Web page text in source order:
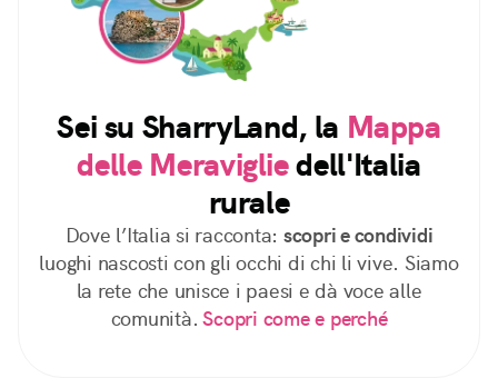
Sei su SharryLand, la Mappa
delle Meravigliedell'Italia
rurale
Dove l’Italia si racconta: scopri e condividi
luoghi nascosti con gli occhi di chi li vive. Siamo
la rete che unisce i paesi e dà voce alle
comunità. Scopri come e perché